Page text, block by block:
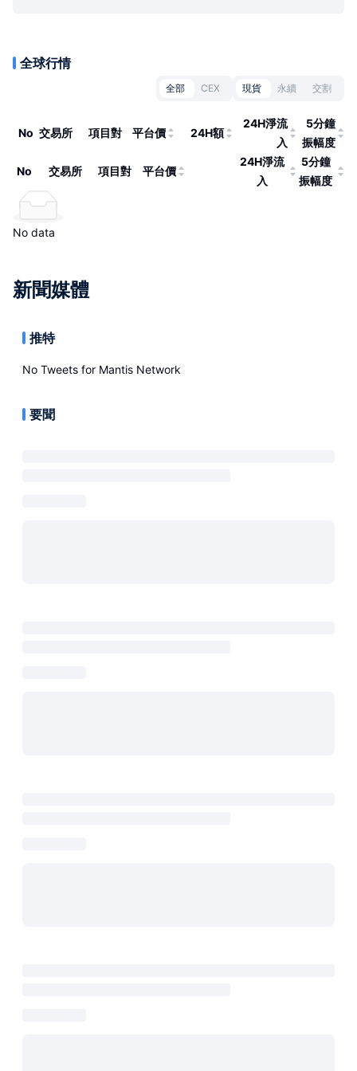
全球行情
全部 CEX 現貨 永續 交割
No 交易所 項目對 平台價 24H額
24H淨流
入
5分鐘
振幅度
No 交易所 項目對 平台價
24H淨流
入
5分鐘
振幅度
No data
新聞媒體
推特
No Tweets for Mantis Network
要聞